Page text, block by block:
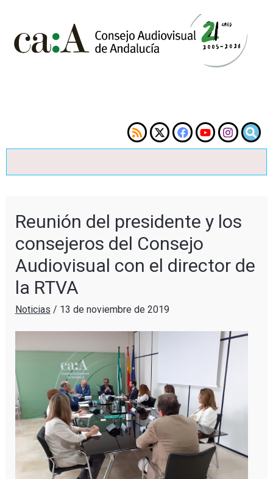
Reunión del presidente y los
consejeros del Consejo
Audiovisual con el director de
la RTVA
Noticias / 13 de noviembre de 2019